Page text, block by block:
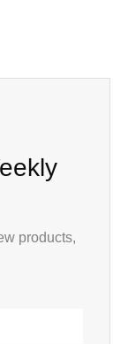
products,